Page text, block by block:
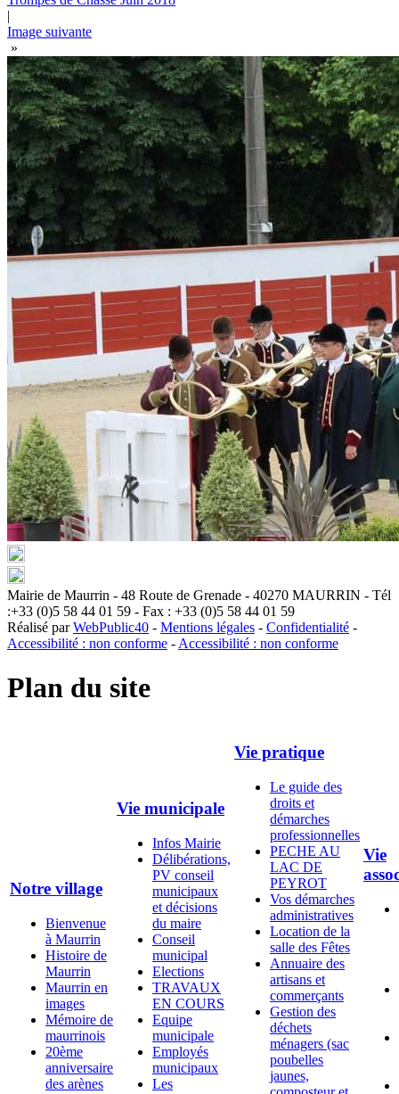
|
Image suivante
»
Mairie de Maurrin - 48 Route de Grenade - 40270 MAURRIN - Tél
:+33 (0)5 58 44 01 59 - Fax : +33 (0)5 58 44 01 59
Réalisé parWebPublic40 - Mentions légales - Confidentialité -
Accessibilité : non conforme -Accessibilité : non conforme
Plan du site
Notre village
Bienvenue
à Maurrin
Histoire de
Maurrin
Maurrin en
images
Mémoire de
maurrinois
20ème
anniversaire
des arènes
Vie municipale
Infos Mairie
Délibérations,
PV conseil
municipaux
et décisions
du maire
Conseil
municipal
Elections
TRAVAUX
EN COURS
Equipe
municipale
Employés
municipaux
Les
Vie pratique
Le guide des
droits et
démarches
professionnelles
PECHE AU
LAC DE
PEYROT
Vos démarches
administratives
Location de la
salle des Fêtes
Annuaire des
artisans et
commerçants
Gestion des
déchets
ménagers (sac
poubelles
jaunes,
Vie